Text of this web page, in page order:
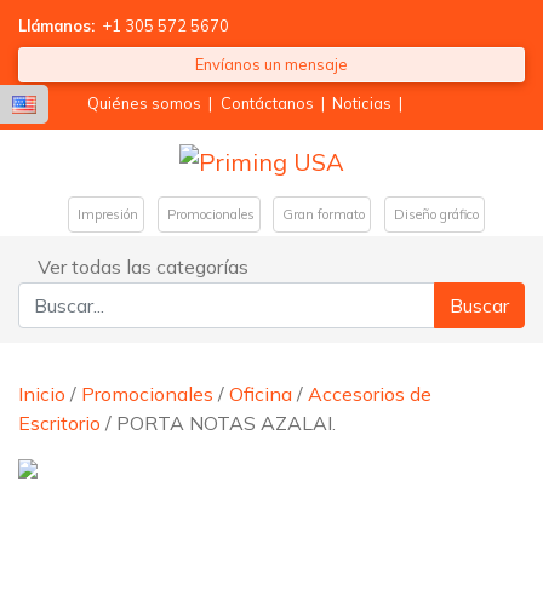
Llámanos: +1 305 572 5670
Envíanos un mensaje
Quiénes somos | Contáctanos | Noticias |
Impresión Promocionales Gran formato Diseño gráfico
Ver todas las categorías
Buscar:
Inicio / Promocionales / Oficina / Accesorios de
Escritorio / PORTA NOTAS AZALAI.